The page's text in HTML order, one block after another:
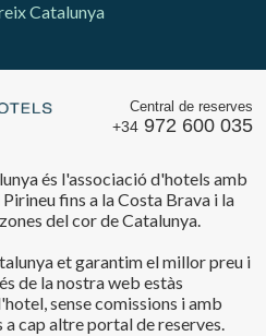
Catalunya
Central de reserves
+34 972 600 035
és l'associació d'hotels amb
fins a la Costa Brava i la
del cor de Catalunya.
et garantim el millor preu i
de la nostra web estàs
sense comissions i amb
cap altre portal de reserves.